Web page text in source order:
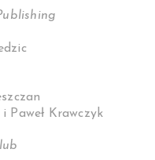
Paweł Krawczyk